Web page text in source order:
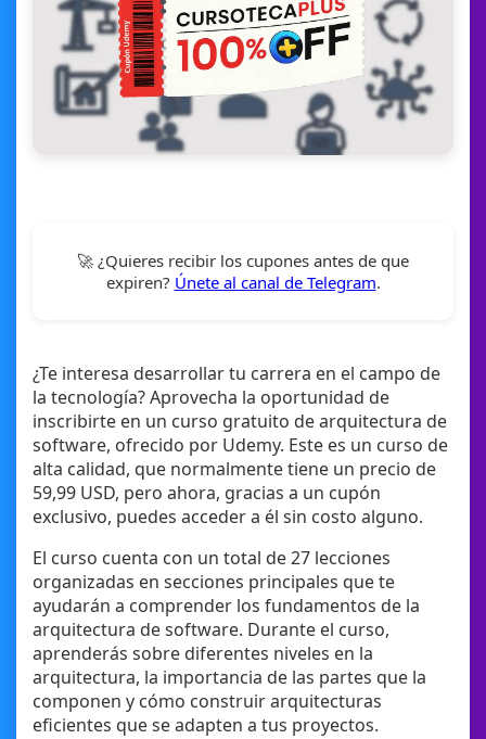
🚀 ¿Quieres recibir los cupones antes de que
expiren? Únete al canal de Telegram.
¿Te interesa desarrollar tu carrera en el campo de
la tecnología? Aprovecha la oportunidad de
inscribirte en un curso gratuito de arquitectura de
software, ofrecido por Udemy. Este es un curso de
alta calidad, que normalmente tiene un precio de
59,99 USD, pero ahora, gracias a un cupón
exclusivo, puedes acceder a él sin costo alguno.
El curso cuenta con un total de 27 lecciones
organizadas en secciones principales que te
ayudarán a comprender los fundamentos de la
arquitectura de software. Durante el curso,
aprenderás sobre diferentes niveles en la
arquitectura, la importancia de las partes que la
componen y cómo construir arquitecturas
eficientes que se adapten a tus proyectos.